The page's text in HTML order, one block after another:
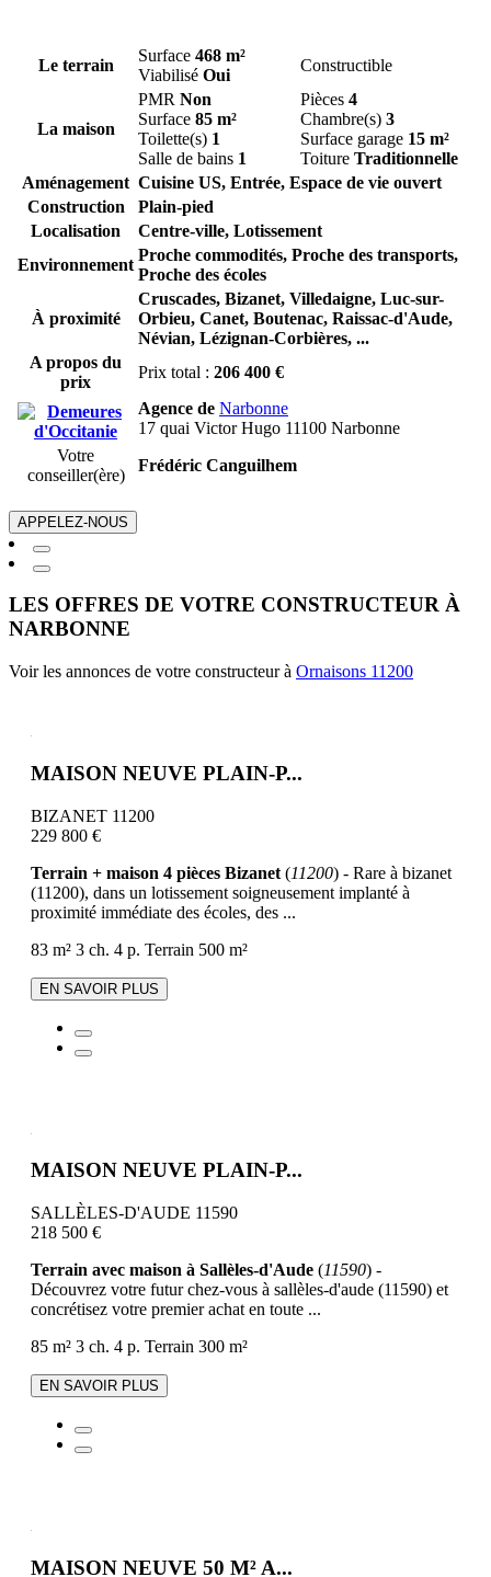
Le terrain
Surface 468 m²
Viabilisé Oui
Constructible
La maison
PMR Non
Surface 85 m²
Toilette(s) 1
Salle de bains 1
Pièces 4
Chambre(s) 3
Surface garage 15 m²
Toiture Traditionnelle
Aménagement Cuisine US, Entrée, Espace de vie ouvert
Construction
Plain-pied
Localisation
Centre-ville, Lotissement
Environnement
Proche commodités, Proche des transports,
Proche des écoles
À proximité
Cruscades, Bizanet, Villedaigne, Luc-sur-
Orbieu, Canet, Boutenac, Raissac-d'Aude,
Névian, Lézignan-Corbières, ...
A propos du
prix
Prix total : 206 400 €
Agence de Narbonne
17 quai Victor Hugo 11100 Narbonne
Votre
conseiller(ère)
Frédéric Canguilhem
APPELEZ-NOUS
LES OFFRES DE VOTRE CONSTRUCTEUR À
NARBONNE
Voir les annonces de votre constructeur à Ornaisons 11200
MAISON NEUVE PLAIN-P...
BIZANET 11200
229 800 €
Terrain + maison 4 pièces Bizanet (11200) - Rare à bizanet
(11200), dans un lotissement soigneusement implanté à
proximité immédiate des écoles, des ...
83 m² 3 ch. 4 p. Terrain 500 m²
EN SAVOIR PLUS
MAISON NEUVE PLAIN-P...
SALLÈLES-D'AUDE 11590
218 500 €
Terrain avec maison à Sallèles-d'Aude (11590) -
Découvrez votre futur chez-vous à sallèles-d'aude (11590) et
concrétisez votre premier achat en toute ...
85 m² 3 ch. 4 p. Terrain 300 m²
EN SAVOIR PLUS
MAISON NEUVE 50 M² A...